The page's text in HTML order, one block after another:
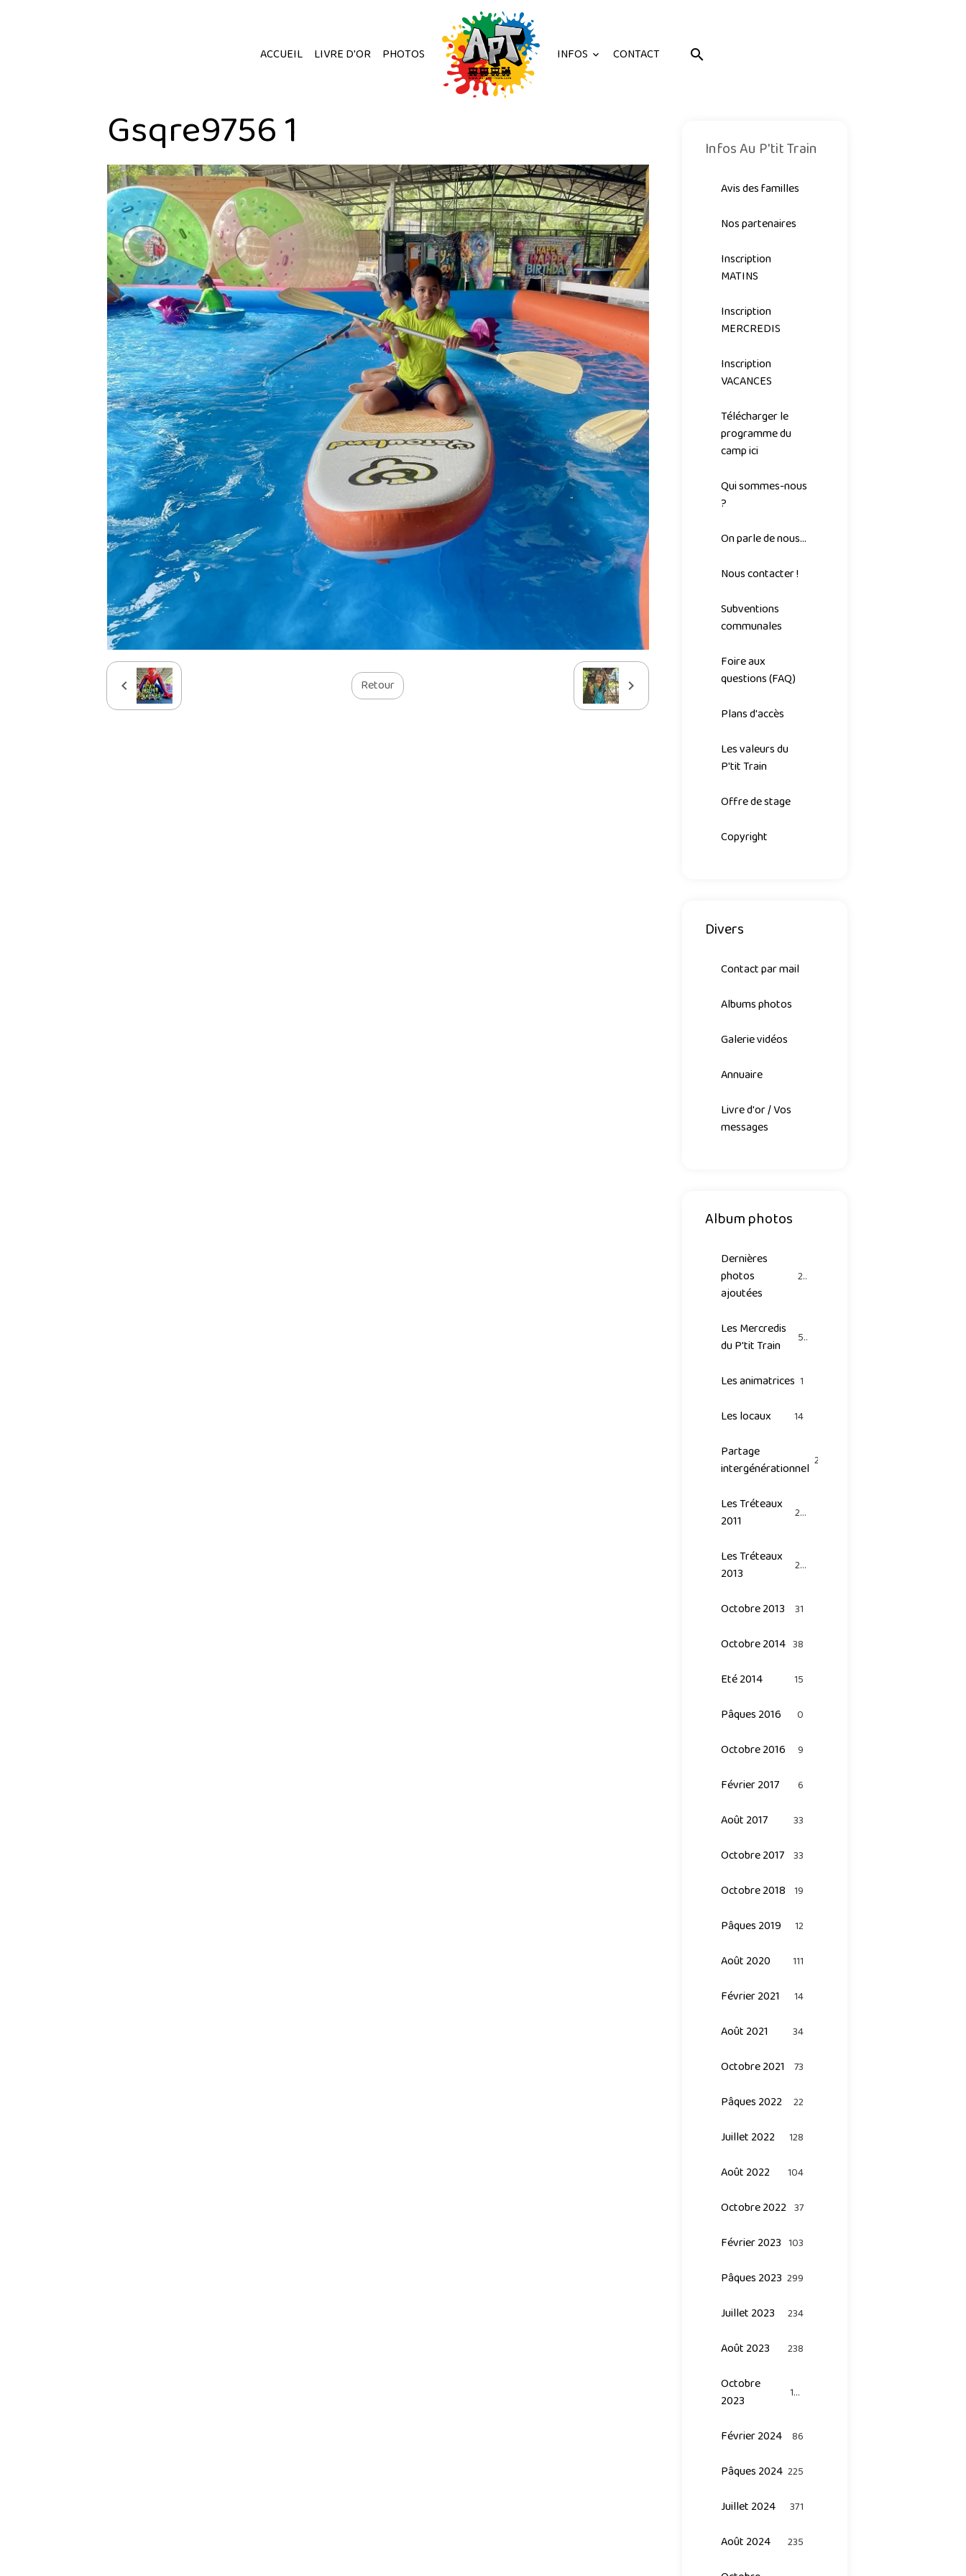
ACCUEIL LIVRE D'OR PHOTOS INFOS CONTACT
Gsqre9756 1
Retour
Infos Au P'tit Train
Avis des familles
Nos partenaires
Inscription
MATINS
Inscription
MERCREDIS
Inscription
VACANCES
Télécharger le
programme du
camp ici
Qui sommes-nous
?
On parle de nous...
Nous contacter !
Subventions
communales
Foire aux
questions (FAQ)
Plans d'accès
Les valeurs du
P'tit Train
Offre de stage
Copyright
Divers
Contact par mail
Albums photos
Galerie vidéos
Annuaire
Livre d'or / Vos
messages
Album photos
Dernières
photos
ajoutées
26
Les Mercredis
du P'tit Train
53
Les animatrices 1
Les locaux 14
Partage
intergénérationnel 20
Les Tréteaux
2011
25
Les Tréteaux
2013
26
Octobre 2013 31
Octobre 2014 38
Eté 2014 15
Pâques 2016 0
Octobre 2016 9
Février 2017 6
Août 2017 33
Octobre 2017 33
Octobre 2018 19
Pâques 2019 12
Août 2020 111
Février 2021 14
Août 2021 34
Octobre 2021 73
Pâques 2022 22
Juillet 2022 128
Août 2022 104
Octobre 2022 37
Février 2023 103
Pâques 2023 299
Juillet 2023 234
Août 2023 238
Octobre
2023
124
Février 2024 86
Pâques 2024 225
Juillet 2024 371
Août 2024 235